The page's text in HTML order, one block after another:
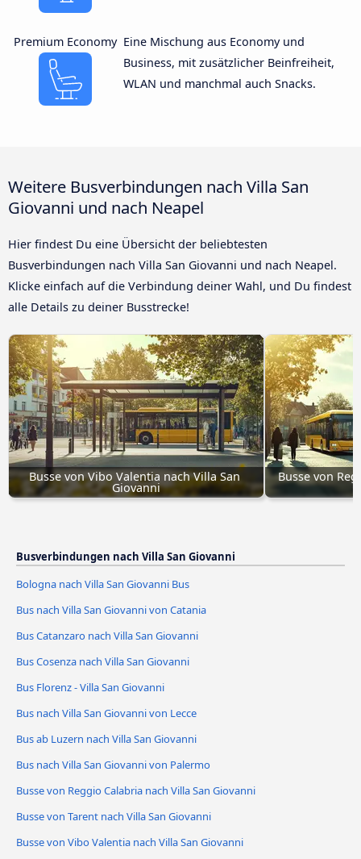
Premium Economy Eine Mischung aus Economy und
Business, mit zusätzlicher Beinfreiheit,
WLAN und manchmal auch Snacks.
Weitere Busverbindungen nach Villa San
Giovanni und nach Neapel
Hier findest Du eine Übersicht der beliebtesten
Busverbindungen nach Villa San Giovanni und nach Neapel.
Klicke einfach auf die Verbindung deiner Wahl, und Du findest
alle Details zu deiner Busstrecke!
Busse von Vibo Valentia nach Villa San
Giovanni
Busse von
Busverbindungen nach Villa San Giovanni
Bologna nach Villa San Giovanni Bus
Bus nach Villa San Giovanni von Catania
Bus Catanzaro nach Villa San Giovanni
Bus Cosenza nach Villa San Giovanni
Bus Florenz - Villa San Giovanni
Bus nach Villa San Giovanni von Lecce
Bus ab Luzern nach Villa San Giovanni
Bus nach Villa San Giovanni von Palermo
Busse von Reggio Calabria nach Villa San Giovanni
Busse von Tarent nach Villa San Giovanni
Busse von Vibo Valentia nach Villa San Giovanni